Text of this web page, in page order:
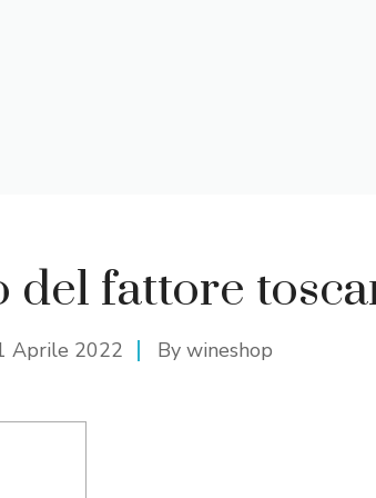
del fattore
Aprile 2022 By wineshop